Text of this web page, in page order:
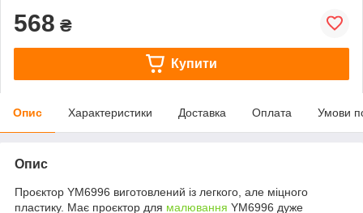
568 ₴
Купити
Опис Характеристики Доставка Оплата Умови
Опис
Проєктор YM6996 виготовлений із легкого, але міцного
пластику. Має проєктор для малювання YM6996 дуже